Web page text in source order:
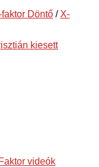
faktor Döntő / X-
kiesett
videók